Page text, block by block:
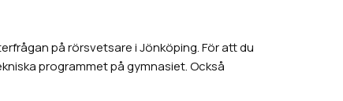
på rörsvetsare i Jönköping. För att du
programmet på gymnasiet. Också